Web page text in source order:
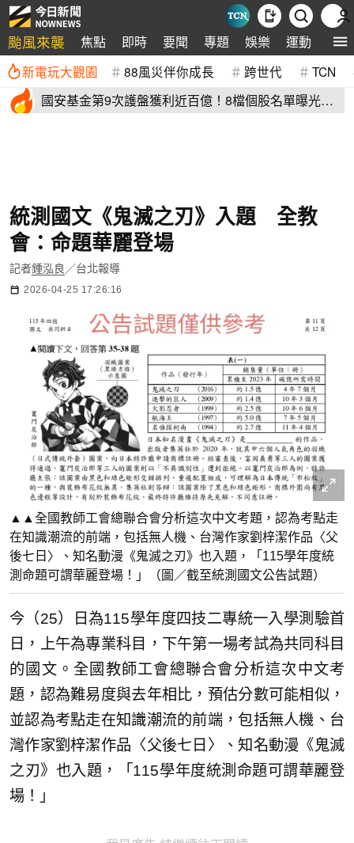
颱風來襲 焦點 即時 要聞 專題 娛樂 運動 全球
新電玩大觀園 88風災伴你成長 跨世代 TCN
國安基金第9次護盤獲利近百億！8檔個股名單曝光
統測國文《鬼滅之刃》入題 全教
會：命題華麗登場
記者鍾泓良 ／台北報導
2026-04-25 17:26:16
▲▲全國教師工會總聯合會分析這次中文考題，認為考點走
在知識潮流的前端，包括無人機、台灣作家劉梓潔作品〈父
後七日〉、知名動漫《鬼滅之刃》也入題，「115學年度統
測命題可謂華麗登場！」（圖／截至統測國文公告試題）
今（25）日為115學年度四技二專統一入學測驗首
日，上午為專業科目，下午第一場考試為共同科目
的國文。全國教師工會總聯合會分析這次中文考
題，認為難易度與去年相比，預估分數可能相似，
並認為考點走在知識潮流的前端，包括無人機、台
灣作家劉梓潔作品〈父後七日〉、知名動漫《鬼滅
之刃》也入題，「115學年度統測命題可謂華麗登
場！」